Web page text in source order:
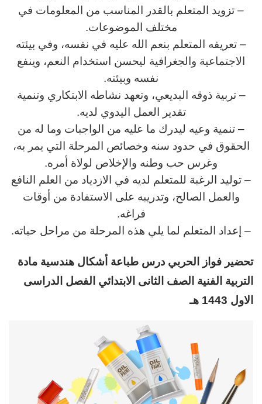
– تزويد المتعلم بالقدر المناسب من المعلومات في
مختلف الموضوعات.
– تعريفه المتعلم بنعم الله عليه في نفسه، وفي بيئته
الاجتماعية والجغرافية ليحسن استخدام النعم، وينفع
نفسه وبيئته.
– تربية ذوقه البديعي، وتعهد نشاطه الابتكاري وتنمية
تقدير العمل اليدوي لديه.
– تنمية وعيه ليدرك ما عليه من الواجبات وما له من
الحقوق في حدود سنه وخصائص المرحلة التي يمر به،
وغرس حب وطنه والإخلاص لولاة أمره.
– توليد الرغبة للمتعلم لديه في الازدياد من العلم النافع
والعمل الصالح، وتدريبه على الاستفادة من أوقات
فراغه.
– إعداد المتعلم لما يلي هذه المرحلة من مراحل حياته.
تحضير فواز الحربي درس طباعة أشكال هندسية مادة
التربية الفنية الصف الثانى الابتدائي الفصل الدراسى
الاول 1443 هـ